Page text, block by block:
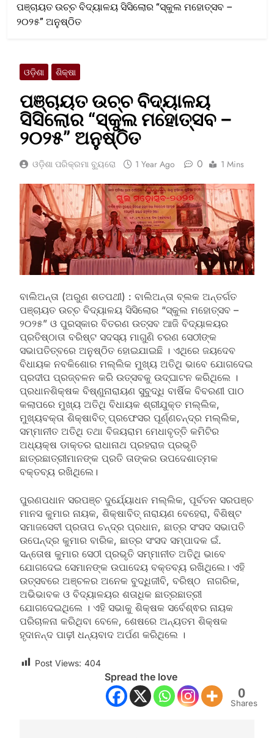
ପଞ୍ଚାୟତ ଉଚ୍ଚ ବିଦ୍ୟାଳୟ ସିସିଲୋର “ସ୍କୁଲ ମହୋତ୍ସବ –
୨୦୨୫” ଅନୁଷ୍ଠିତ
ଓଡ଼ିଶା ଶିକ୍ଷା
ପଞ୍ଚାୟତ ଉଚ୍ଚ ବିଦ୍ୟାଳୟ
ସିସିଲୋର “ସ୍କୁଲ ମହୋତ୍ସବ –
୨୦୨୫” ଅନୁଷ୍ଠିତ
ଓଡ଼ିଶା ପରିକ୍ରମା ବ୍ୟୁରୋ 1 Year Ago 0 1 Mins
ବାଲିଅନ୍ତା (ଅରୁଣ ଶତପଥୀ) : ବାଲିଅନ୍ତା ବ୍ଲକ ଅନ୍ତର୍ଗତ
ପଞ୍ଚାୟତ ଉଚ୍ଚ ବିଦ୍ୟାଳୟ ସିସିଲୋର “ସ୍କୁଲ ମହୋତ୍ସବ –
୨୦୨୫” ଓ ପୁରସ୍କାର ବିତରଣ ଉତ୍ସବ ଆଜି ବିଦ୍ୟାଳୟର
ପ୍ରତିଷ୍ଠାତା ବରିଷ୍ଟ ସଦସ୍ୟ ମାଗୁଣି ଚରଣ ସେଠୀଙ୍କ
ସଭାପତିତ୍ବରେ ଅନୁଷ୍ଠିତ ହୋଇଯାଇଛି । ଏଥିରେ ଜୟଦେବ
ବିଧାୟକ ନବକିଶୋର ମଲ୍ଲିକ ମୁଖ୍ୟ ଅତିଥି ଭାବେ ଯୋଗଦେଇ
ପ୍ରଦୀପ ପ୍ରଜ୍ବଳନ କରି ଉତ୍ସବକୁ ଉଦ୍ଘାଟନ କରିଥିଲେ ।
ପ୍ରଧାନଶିକ୍ଷକ ବିଷ୍ଣୁନାରାୟଣ ସୁବୁଦ୍ଧି ବାର୍ଷିକ ବିବରଣୀ ପାଠ
କଲାପରେ ମୁଖ୍ୟ ଅତିଥି ବିଧାୟକ ଶ୍ରୀଯୁକ୍ତ ମଲ୍ଲିକ,
ମୁଖ୍ୟବକ୍ତା ଶିକ୍ଷାବିତ୍ ପ୍ରଫେସର ପୂର୍ଣ୍ଣଚନ୍ଦ୍ର ମଲ୍ଲିକ,
ସମ୍ମାନୀତ ଅତିଥି ତଥା ବିଜୟରାମ ମେଧାବୃତ୍ତି କମିଟିର
ଅଧ୍ୟକ୍ଷ ଡାକ୍ତର ରାଧାନାଥ ପ୍ରହରାଜ ପ୍ରଭୃତି
ଛାତ୍ରଛାତ୍ରୀମାନଙ୍କ ପ୍ରତି ତାଙ୍କର ଉପଦେଶାତ୍ମକ
ବକ୍ତବ୍ୟ ରଖିଥିଲେ।
ପୁରଣପଧାନ ସରପଞ୍ଚ ଦୁର୍ଯ୍ୟୋଧନ ମଲ୍ଲିକ, ପୂର୍ବତନ ସରପଞ୍ଚ
ମାନସ କୁମାର ନାୟକ, ଶିକ୍ଷାବିତ୍ ନାରାୟଣ ବେହେରା, ବିଶିଷ୍ଟ
ସମାଜସେବୀ ପ୍ରତାପ ଚନ୍ଦ୍ର ପ୍ରଧାନ, ଛାତ୍ର ସଂସଦ ସଭାପତି
ଉପେନ୍ଦ୍ର କୁମାର ବାରିକ, ଛାତ୍ର ସଂସଦ ସମ୍ପାଦକ ଇଁ.
ସନ୍ତୋଷ କୁମାର ସେଠୀ ପ୍ରଭୃତି ସମ୍ମାନୀତ ଅତିଥି ଭାବେ
ଯୋଗଦେଇ ସେମାନଙ୍କ ଉପାଦେୟ ବକ୍ତବ୍ୟ ରଖିଥିଲେ। ଏହି
ଉତ୍ସବରେ ଅଞ୍ଚଳର ଅନେକ ବୁଦ୍ଧିଜୀବି, ବରିଷ୍ଠ ନାଗରିକ,
ଅଭିଭାବକ ଓ ବିଦ୍ୟାଳୟର ଶତାଧିକ ଛାତ୍ରଛାତ୍ରୀ
ଯୋଗଦେଇଥିଲେ । ଏହି ସଭାକୁ ଶିକ୍ଷକ ସର୍ବେଶ୍ଵର ନାୟକ
ପରିଚାଳନା କରିଥିବା ବେଳେ, ଶେଷରେ ଅନ୍ୟତମ ଶିକ୍ଷକ
ହୃଦାନନ୍ଦ ପାଢ଼ୀ ଧନ୍ୟବାଦ ଅର୍ପଣ କରିଥିଲେ ।
Post Views: 404
Spread the love
0
Shares